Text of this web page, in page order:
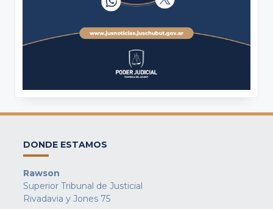
DONDE ESTAMOS
Rawson
Superior Tribunal de Justicial
Rivadavia y Jones 75